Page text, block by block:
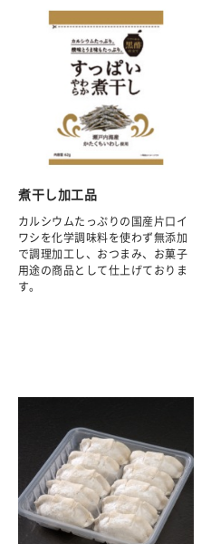
煮干し加工品
カルシウムたっぷりの国産片口イ
ワシを化学調味料を使わず無添加
で調理加工し、おつまみ、お菓子
用途の商品として仕上げておりま
す。